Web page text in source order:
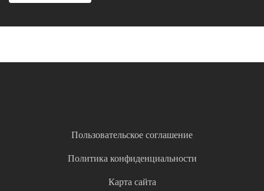
Пользовательское соглашение
Политика конфиденциальности
Карта сайта